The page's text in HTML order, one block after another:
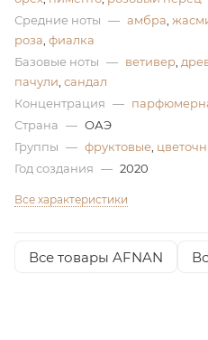
Средние ноты — амбра
роза фиалка
Базовые ноты — ветивер
пачули сандал
Концентрация —
Страна — ОАЭ
Группы — фруктовые
Год создания — 2020
Все характеристики
Все товары AFNAN